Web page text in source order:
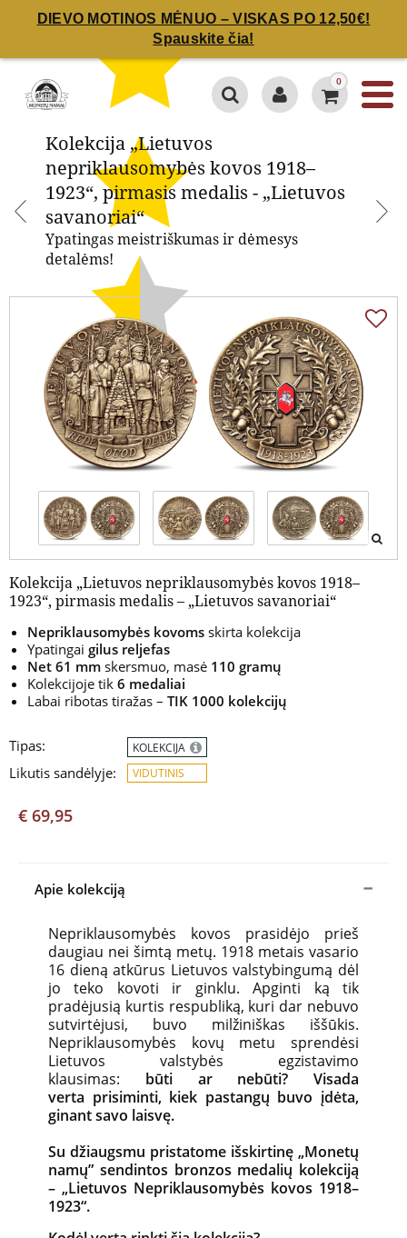
DIEVO MOTINOS MĖNUO – VISKAS PO 12,50€!
Spauskite čia!
4.4 / 5
0
Kolekcija „Lietuvos
nepriklausomybės kovos 1918–
1923“, pirmasis medalis - „Lietuvos
savanoriai“
Ypatingas meistriškumas ir dėmesys
detalėms!
Kolekcija „Lietuvos nepriklausomybės kovos 1918–
1923“, pirmasis medalis – „Lietuvos savanoriai“
Nepriklausomybės kovoms skirta kolekcija
Ypatingai gilus reljefas
Net 61 mm skersmuo, masė 110 gramų
Kolekcijoje tik 6 medaliai
Labai ribotas tiražas – TIK 1000 kolekcijų
Tipas:
Likutis sandėlyje:
KOLEKCIJA
VIDUTINIS
€ 69,95
Apie kolekciją
Nepriklausomybės kovos prasidėjo prieš
daugiau nei šimtą metų. 1918 metais vasario
16 dieną atkūrus Lietuvos valstybingumą dėl
jo teko kovoti ir ginklu. Apginti ką tik
pradėjusią kurtis respubliką, kuri dar nebuvo
sutvirtėjusi, buvo milžiniškas iššūkis.
Nepriklausomybės kovų metu sprendėsi
Lietuvos valstybės egzistavimo
klausimas: būti ar nebūti? Visada
verta prisiminti, kiek pastangų buvo įdėta,
ginant savo laisvę.
Su džiaugsmu pristatome išskirtinę „Monetų
namų” sendintos bronzos medalių kolekciją
– „Lietuvos Nepriklausomybės kovos 1918–
1923“.
Kolekcija „Lietuvos
nepriklausomybės kovos 1918–
1923“, pirmasis medalis -
„Lietuvos savanoriai“